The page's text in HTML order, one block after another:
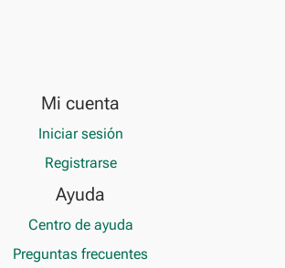
Mi cuenta
Iniciar sesión
Registrarse
Ayuda
Centro de ayuda
Preguntas frecuentes